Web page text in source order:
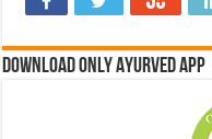
Download Only Ayurved App